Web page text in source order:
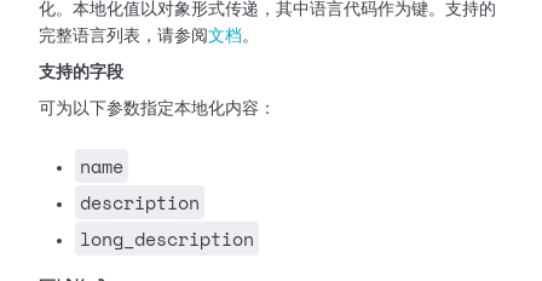
化。本地化值以对象形式传递，其中语言代码作为键。支持的
完整语言列表，请参阅 文档。
支持的字段
可为以下参数指定本地化内容：
name
description
long_description